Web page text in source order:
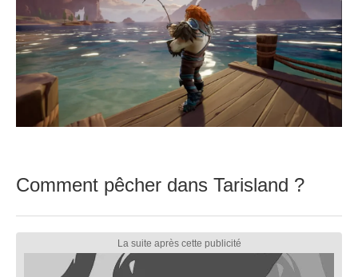
Comment pêcher dans Tarisland ?